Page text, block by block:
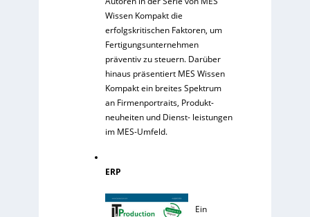
Wissen Kompakt die
erfolgskritischen Faktoren, um
Fertigungsunternehmen
präventiv zu steuern. Darüber
hinaus präsentiert MES Wissen
Kompakt ein breites Spektrum
an Firmenportraits, Produkt-
neuheiten und Dienst- leistungen
im MES-Umfeld.
ERP
Ein